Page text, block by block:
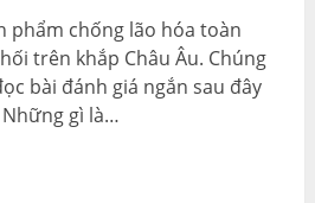
phẩm chống lão hóa toàn
trên khắp Châu Âu. Chúng
bài đánh giá ngắn sau đây
gì là…